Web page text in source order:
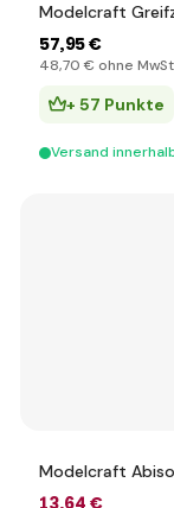
Modelcraft
57,95 €
48,70 € ohne MwSt
+ 57 Punkte
Versand
Modelcraft
13,64 €